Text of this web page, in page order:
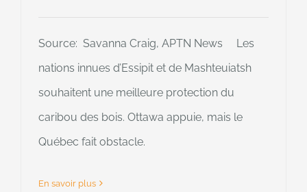
Source: Savanna Craig, APTN News Les
nations innues d’Essipit et de Mashteuiatsh
souhaitent une meilleure protection du
caribou des bois. Ottawa appuie, mais le
Québec fait obstacle.
En savoir plus